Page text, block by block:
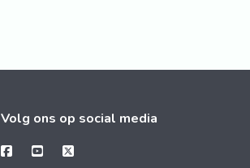
Volg ons op social media